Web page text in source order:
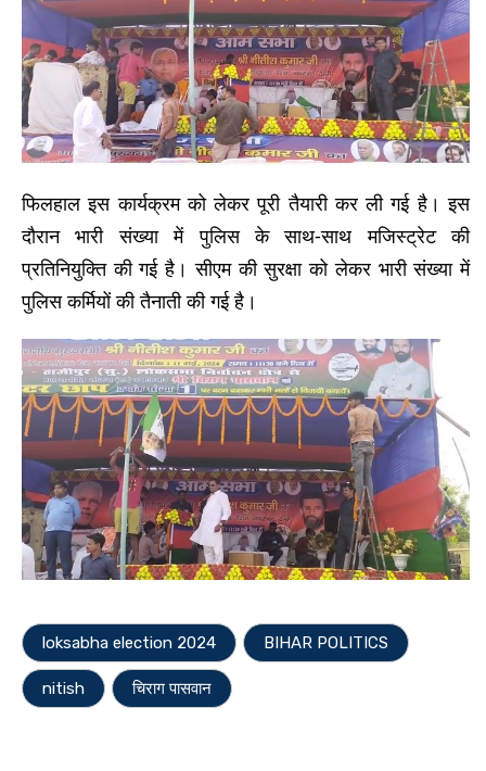
फिलहाल इस कार्यक्रम को लेकर पूरी तैयारी कर ली गई है। इस
दौरान भारी संख्या में पुलिस के साथ-साथ मजिस्ट्रेट की
प्रतिनियुक्ति की गई है। सीएम की सुरक्षा को लेकर भारी संख्या में
पुलिस कर्मियों की तैनाती की गई है।
loksabha election 2024 BIHAR POLITICS
nitish चिराग पासवान